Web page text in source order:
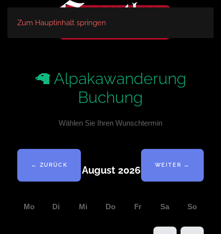
Zum Hauptinhalt springen
🦙 Alpakawanderung
Buchung
Wählen Sie Ihren Wunschtermin
← ZURÜCK August 2026 WEITER →
Mo Di Mi Do Fr Sa So